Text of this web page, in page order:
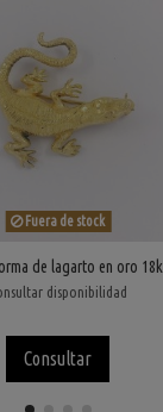
Fuera de stock
de lagarto en oro
disponibilidad
Consultar